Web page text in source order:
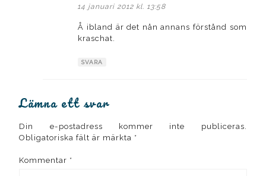
14 januari 2012 kl. 13:58
Å ibland är det nån annans förstånd som
kraschat.
SVARA
Lämna ett svar
Din e-postadress kommer inte publiceras.
Obligatoriska fält är märkta *
Kommentar *